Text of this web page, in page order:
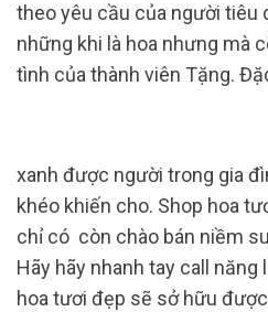
theo yêu cầu của người tiêu
những khi là hoa nhưng mà
tình của thành viên Tặng.
xanh được người trong gia
khéo khiến cho. Shop hoa
chỉ có còn chào bán niềm
Hãy hãy nhanh tay call
hoa tươi đẹp sẽ sở hữu